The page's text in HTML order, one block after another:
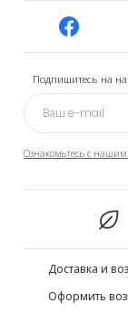
Подпишитесь на
Ознакомьтесь с
Доставка и
Оформить